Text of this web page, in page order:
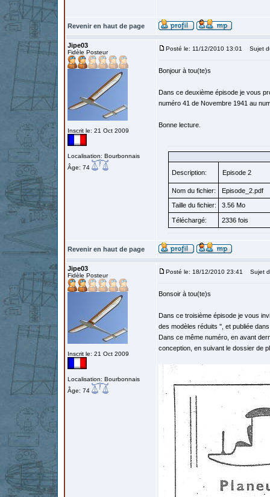
Revenir en haut de page
Jipe03
Fidèle Posteur
Inscrit le: 21 Oct 2009
Localisation: Bourbonnais
Âge: 74
Posté le: 11/12/2010 13:01 Sujet
Bonjour à tou(te)s
Dans ce deuxième épisode je vous
numéro 41 de Novembre 1941 au
Bonne lecture.
Description: Episode 2
Nom du fichier:
Episode_2.pdf
Taille du fichier:
3.56 Mo
Téléchargé: 2336 fois
Revenir en haut de page
Jipe03
Fidèle Posteur
Inscrit le: 21 Oct 2009
Localisation: Bourbonnais
Âge: 74
Posté le: 18/12/2010 23:41 Sujet
Bonsoir à tou(te)s
Dans ce troisième épisode je vous
des modèles réduits '', et publiée
Dans ce même numéro, en avant
conception, en suivant le dossier de